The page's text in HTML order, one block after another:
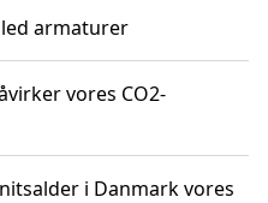
armaturer
vores CO2-
i Danmark vores